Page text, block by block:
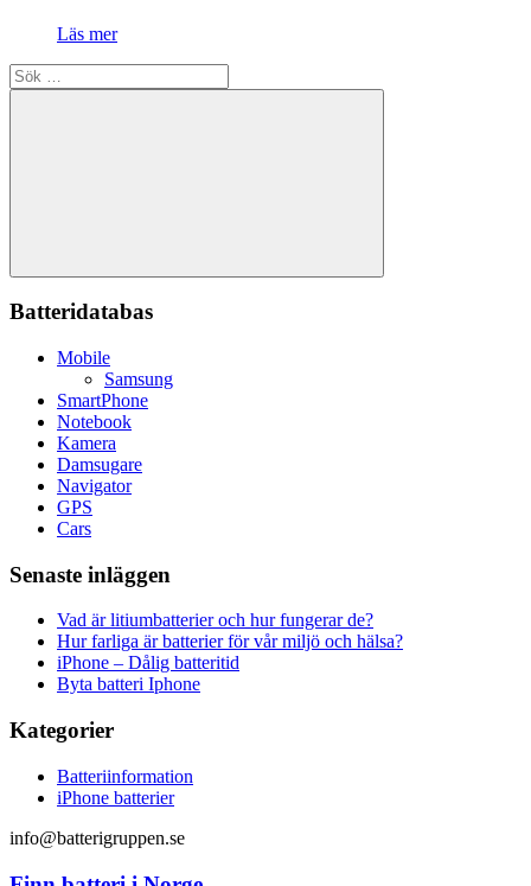
Läs mer
Sök
efter:
Sök
Batteridatabas
Mobile
Samsung
SmartPhone
Notebook
Kamera
Damsugare
Navigator
GPS
Cars
Senaste inläggen
Vad är litiumbatterier och hur fungerar de?
Hur farliga är batterier för vår miljö och hälsa?
iPhone – Dålig batteritid
Byta batteri Iphone
Kategorier
Batteriinformation
iPhone batterier
info@batterigruppen.se